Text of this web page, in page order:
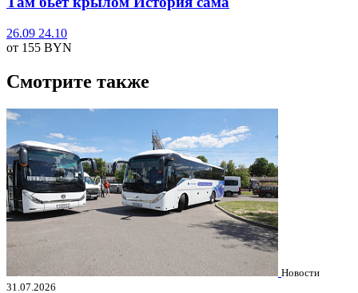
26.09 24.10
от 155 BYN
Смотрите также
Новости
31.07.2026